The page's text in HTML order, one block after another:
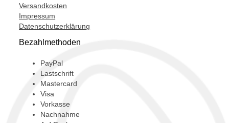
VHD20013,
VID20013,
VIFC,
VJD20013,
VKD20013,
VLD20013,
VMD20013,
Versandkosten
Impressum
Datenschutzerklärung
Bezahlmethoden
PayPal
Lastschrift
Mastercard
Visa
Vorkasse
Nachnahme